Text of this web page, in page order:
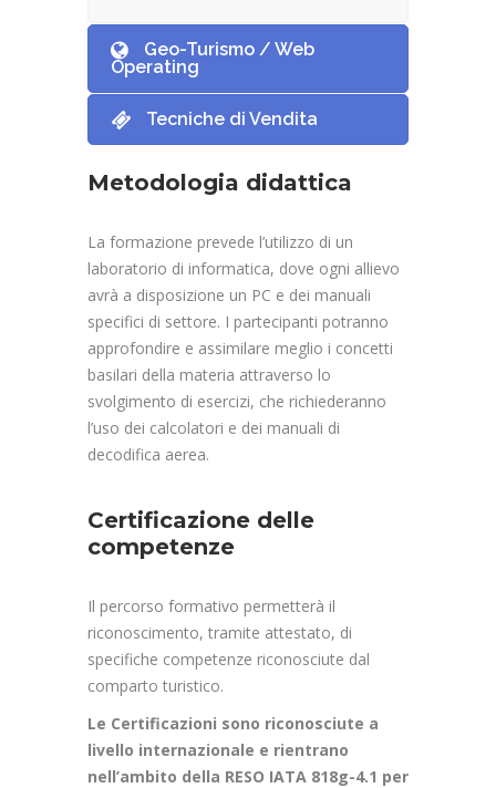
Geo-Turismo / Web
Operating
Tecniche di Vendita
Metodologia didattica
La formazione prevede l’utilizzo di un
laboratorio di informatica, dove ogni allievo
avrà a disposizione un PC e dei manuali
specifici di settore. I partecipanti potranno
approfondire e assimilare meglio i concetti
basilari della materia attraverso lo
svolgimento di esercizi, che richiederanno
l’uso dei calcolatori e dei manuali di
decodifica aerea.
Certificazione delle
competenze
Il percorso formativo permetterà il
riconoscimento, tramite attestato, di
specifiche competenze riconosciute dal
comparto turistico.
Le Certificazioni sono riconosciute a
livello internazionale e rientrano
nell’ambito della RESO IATA 818g-4.1 per